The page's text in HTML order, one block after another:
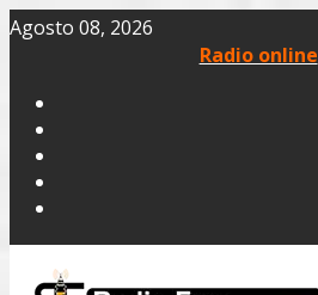
Agosto 08, 2026
Radio online